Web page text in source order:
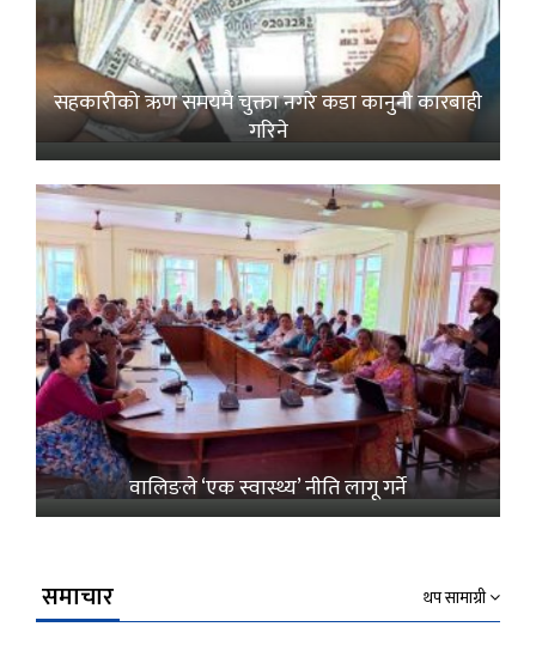
सहकारीको ऋण समयमै चुक्ता नगरे कडा कानुनी कारबाही
गरिने
वालिङले ‘एक स्वास्थ्य’ नीति लागू गर्ने
समाचार थप सामाग्री